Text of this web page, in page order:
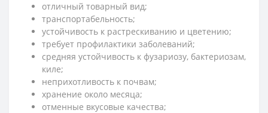
отличный товарный вид;
транспортабельность;
устойчивость к растрескиванию и цветению;
требует профилактики заболеваний;
средняя устойчивость к фузариозу, бактериозам,
киле;
неприхотливость к почвам;
хранение около месяца;
отменные вкусовые качества;